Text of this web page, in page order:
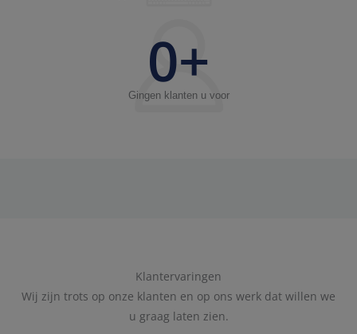
Gingen klanten u voor
0+
Klantervaringen
Wij zijn trots op onze klanten en op ons werk dat willen we
u graag laten zien.